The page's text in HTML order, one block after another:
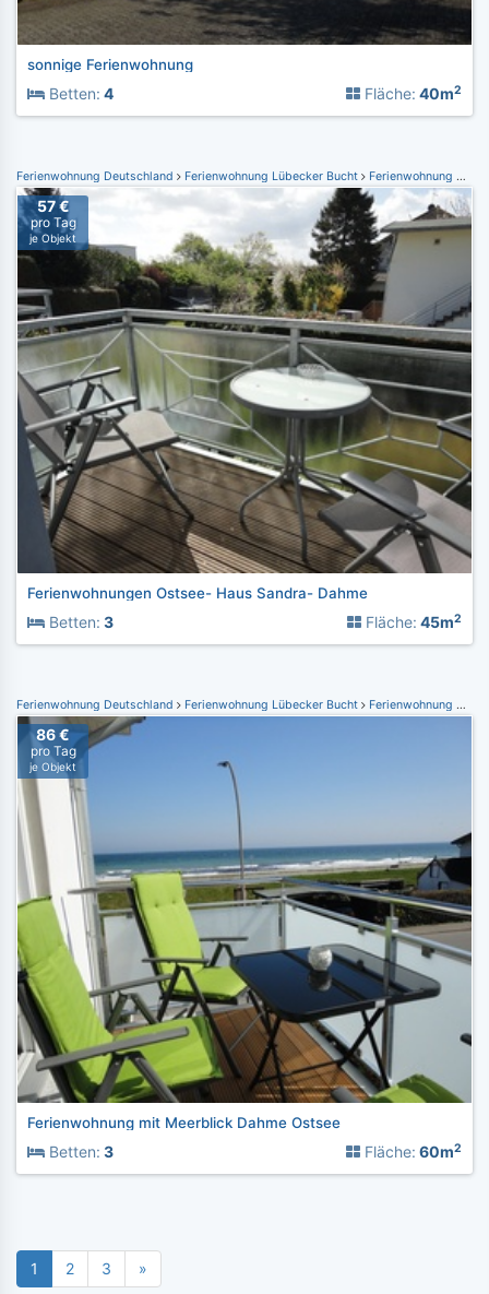
sonnige Ferienwohnung
Betten: 4 Fläche: 40m2
Ferienwohnung Deutschland Ferienwohnung Lübecker Bucht Ferienwohnung Dahme
57 €
pro Tag
je Objekt
Ferienwohnungen Ostsee- Haus Sandra- Dahme
Betten: 3 Fläche: 45m2
Ferienwohnung Deutschland Ferienwohnung Lübecker Bucht Ferienwohnung Dahme
86 €
pro Tag
je Objekt
Ferienwohnung mit Meerblick Dahme Ostsee
Betten: 3 Fläche: 60m2
1 2 3 »